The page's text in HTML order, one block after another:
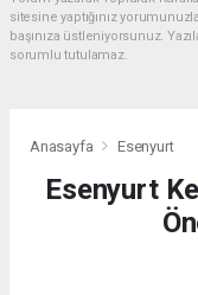
sitesine yaptığınız
başınıza üstleniyorsunuz.
sorumlu tutulamaz.
Anasayfa Esenyurt
Esenyurt